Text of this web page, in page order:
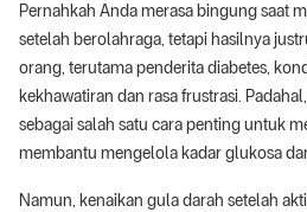
Pernahkah Anda merasa bingung saat
setelah berolahraga, tetapi hasilnya
orang, terutama penderita diabetes,
kekhawatiran dan rasa frustrasi.
sebagai salah satu cara penting untuk
membantu mengelola kadar glukosa
Namun, kenaikan gula darah setelah